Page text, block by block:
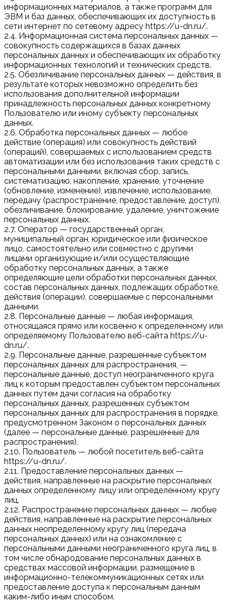
информационных материалов, а также программ для
ЭВМ и баз данных, обеспечивающих их доступность в
сети интернет по сетевому адресу https://u-dn.ru/.
2.4. Информационная система персональных данных —
совокупность содержащихся в базах данных
персональных данных и обеспечивающих их обработку
информационных технологий и технических средств.
2.5. Обезличивание персональных данных — действия, в
результате которых невозможно определить без
использования дополнительной информации
принадлежность персональных данных конкретному
Пользователю или иному субъекту персональных
данных.
2.6. Обработка персональных данных — любое
действие (операция) или совокупность действий
(операций), совершаемых с использованием средств
автоматизации или без использования таких средств с
персональными данными, включая сбор, запись,
систематизацию, накопление, хранение, уточнение
(обновление, изменение), извлечение, использование,
передачу (распространение, предоставление, доступ),
обезличивание, блокирование, удаление, уничтожение
персональных данных.
2.7. Оператор — государственный орган,
муниципальный орган, юридическое или физическое
лицо, самостоятельно или совместно с другими
лицами организующие и/или осуществляющие
обработку персональных данных, а также
определяющие цели обработки персональных данных,
состав персональных данных, подлежащих обработке,
действия (операции), совершаемые с персональными
данными.
2.8. Персональные данные — любая информация,
относящаяся прямо или косвенно к определенному или
определяемому Пользователю веб-сайта https://u-
dn.ru/.
2.9. Персональные данные, разрешенные субъектом
персональных данных для распространения, —
персональные данные, доступ неограниченного круга
лиц к которым предоставлен субъектом персональных
данных путем дачи согласия на обработку
персональных данных, разрешенных субъектом
персональных данных для распространения в порядке,
предусмотренном Законом о персональных данных
(далее — персональные данные, разрешенные для
распространения).
2.10. Пользователь — любой посетитель веб-сайта
https://u-dn.ru/.
2.11. Предоставление персональных данных —
действия, направленные на раскрытие персональных
данных определенному лицу или определенному кругу
лиц.
2.12. Распространение персональных данных — любые
действия, направленные на раскрытие персональных
данных неопределенному кругу лиц (передача
персональных данных) или на ознакомление с
персональными данными неограниченного круга лиц, в
том числе обнародование персональных данных в
средствах массовой информации, размещение в
информационно-телекоммуникационных сетях или
предоставление доступа к персональным данным
каким-либо иным способом.